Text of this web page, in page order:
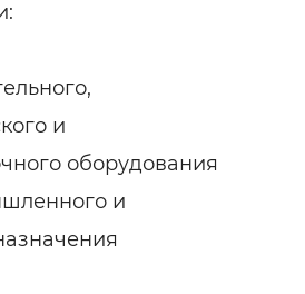
и
оборудования
и